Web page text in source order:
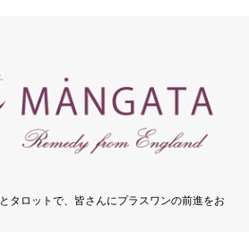
タロットで、皆さんにプラスワンの前進をお